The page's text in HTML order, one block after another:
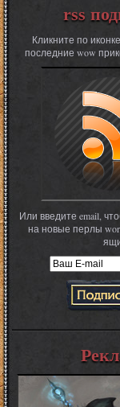
rss
Кликните по
последние wow
Или введите email,
на новые перлы